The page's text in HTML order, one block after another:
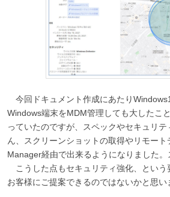
今回ドキュメント作成にあたり
Windows端末をMDM管理しても大したこ
っていたのですが、スペックやセキュリ
ん、スクリーンショットの取得やリモー
Manager経由で出来るようになりました。
こうした点もセキュリティ強化、という
お客様にご提案できるのではないかと思い